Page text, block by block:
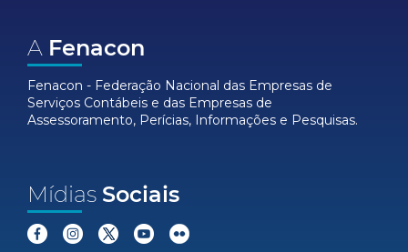
A Fenacon
Fenacon - Federação Nacional das Empresas de
Serviços Contábeis e das Empresas de
Assessoramento, Perícias, Informações e Pesquisas.
Mídias Sociais